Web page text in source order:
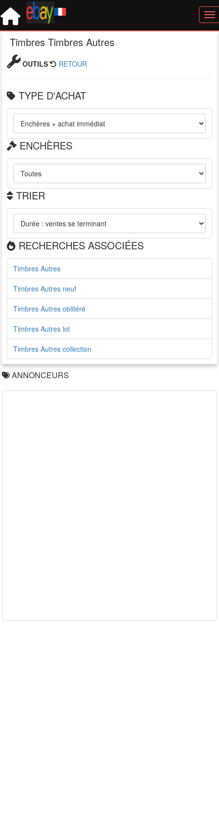
Timbres Timbres Autres
OUTILS RETOUR
TYPE D'ACHAT
ENCHÈRES
TRIER
RECHERCHES ASSOCIÉES
Timbres Autres
Timbres Autres neuf
Timbres Autres oblitéré
Timbres Autres lot
Timbres Autres collection
ANNONCEURS